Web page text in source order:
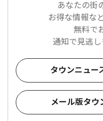
あなたの街
お得な情報な
無料で
通知で見逃し
タウンニュー
メール版タウ